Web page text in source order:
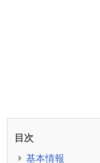
目次
基本情報